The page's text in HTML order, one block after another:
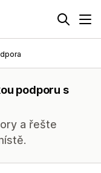
podporu s
a řešte